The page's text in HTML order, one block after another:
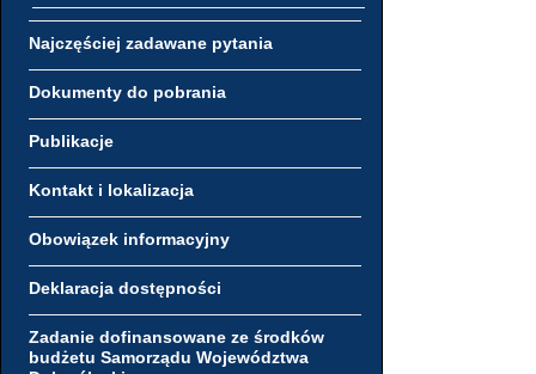
Najczęściej zadawane pytania
Dokumenty do pobrania
Publikacje
Kontakt i lokalizacja
Obowiązek informacyjny
Deklaracja dostępności
Zadanie dofinansowane ze środków
budżetu Samorządu Województwa